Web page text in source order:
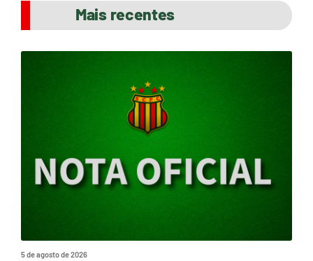
Mais recentes
5 de agosto de 2026